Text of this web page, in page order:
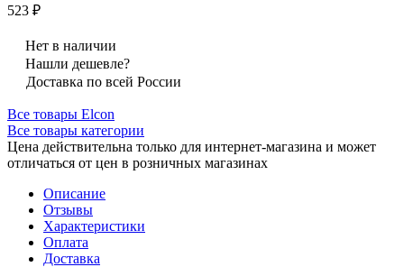
523 ₽
Нет в наличии
Нашли дешевле?
Доставка по всей России
Все товары Elcon
Все товары категории
Цена действительна только для интернет-магазина и может
отличаться от цен в розничных магазинах
Описание
Отзывы
Характеристики
Оплата
Доставка